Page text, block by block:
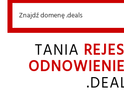
TANIA
ODNOWIENIE